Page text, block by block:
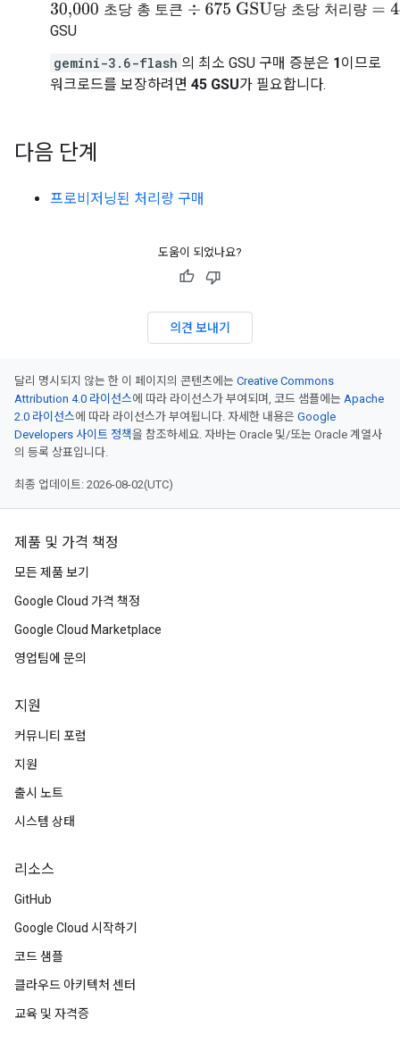
초당 총 토큰 당 초당 처 리 량
30,000 초당 총 토큰÷675 GSU당 초당 처리량 =44.44
GSU
gemini-3.6-flash 의 최소 GSU 구매 증분은 1이므로
워크로드를 보장하려면 45 GSU가 필요합니다.
다음 단계
프로비저닝된 처리량 구매
도움이 되었나요?
의견 보내기
달리 명시되지 않는 한 이 페이지의 콘텐츠에는 Creative Commons
Attribution 4.0 라이선스에 따라 라이선스가 부여되며, 코드 샘플에는 Apache
2.0 라이선스에 따라 라이선스가 부여됩니다. 자세한 내용은 Google
Developers 사이트 정책을 참조하세요. 자바는 Oracle 및/또는 Oracle 계열사
의 등록 상표입니다.
최종 업데이트: 2026-08-02(UTC)
제품 및 가격 책정
모든 제품 보기
Google Cloud 가격 책정
Google Cloud Marketplace
영업팀에 문의
지원
커뮤니티 포럼
지원
출시 노트
시스템 상태
리소스
GitHub
Google Cloud 시작하기
코드 샘플
클라우드 아키텍처 센터
교육 및 자격증